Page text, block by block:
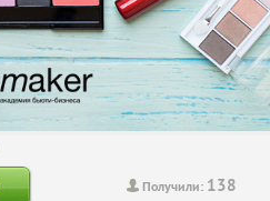
Получили: 138